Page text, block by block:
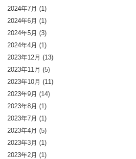
2024年7月 (1)
2024年6月 (1)
2024年5月 (3)
2024年4月 (1)
2023年12月 (13)
2023年11月 (5)
2023年10月 (11)
2023年9月 (14)
2023年8月 (1)
2023年7月 (1)
2023年4月 (5)
2023年3月 (1)
2023年2月 (1)